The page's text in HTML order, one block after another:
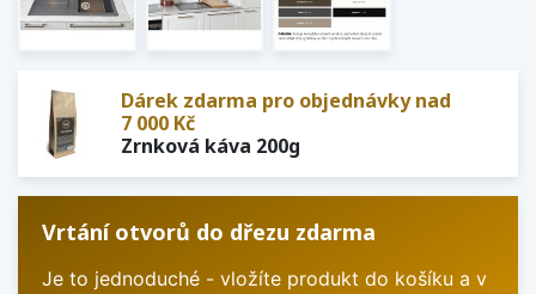
Dárek zdarma pro objednávky nad
7 000 Kč
Zrnková káva 200g
Vrtání otvorů do dřezu zdarma
Je to jednoduché - vložíte produkt do košíku a v